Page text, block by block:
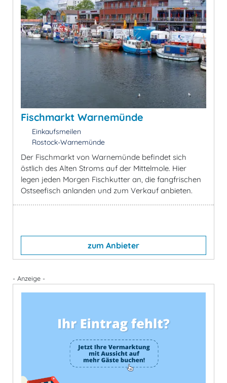
Fischmarkt Warnemünde
Einkaufsmeilen
Rostock-Warnemünde
Der Fischmarkt von Warnemünde befindet sich
östlich des Alten Stroms auf der Mittelmole. Hier
legen jeden Morgen Fischkutter an, die fangfrischen
Ostseefisch anlanden und zum Verkauf anbieten.
zum Anbieter
- Anzeige -